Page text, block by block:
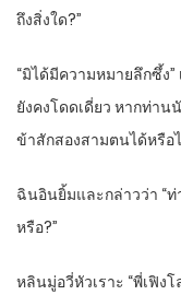
ถึงสิ่งใด?”
“มิได้มีความหมายลึกซึ้ง
ยังคงโดดเดี่ยว หากท่า
ข้าสักสองสามตนได้หรือ
ฉินอินยิ้มและกล่าวว่า “
หรือ?”
หลินมู่อวี่หัวเราะ “พี่เฟิง